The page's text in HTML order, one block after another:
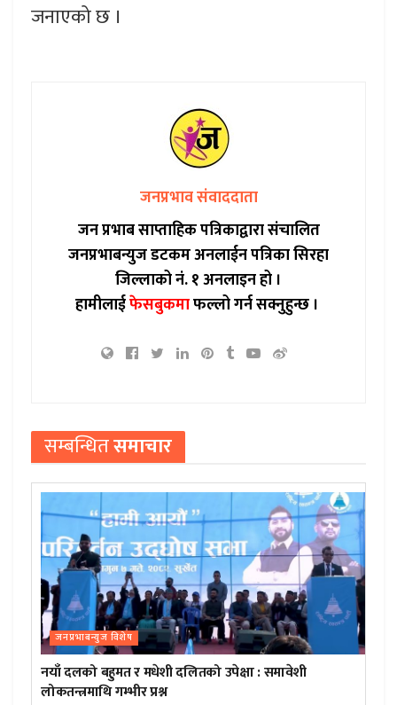
जनाएको छ ।
जनप्रभाव संवाददाता
जन प्रभाब साप्ताहिक पत्रिकाद्वारा संचालित
जनप्रभाबन्युज डटकम अनलाईन पत्रिका सिरहा
जिल्लाको नं. १ अनलाइन हो ।
हामीलाईफेसबुकमाफल्लो गर्न सक्नुहुन्छ ।
सम्बन्धितसमाचार
जनप्रभाबन्युज विशेष
नयाँ दलको बहुमत र मधेशी दलितको उपेक्षा : समावेशी
लोकतन्त्रमाथि गम्भीर प्रश्न